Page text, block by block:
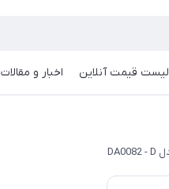
لیست قیمت آنلاین اخبار و مقالات